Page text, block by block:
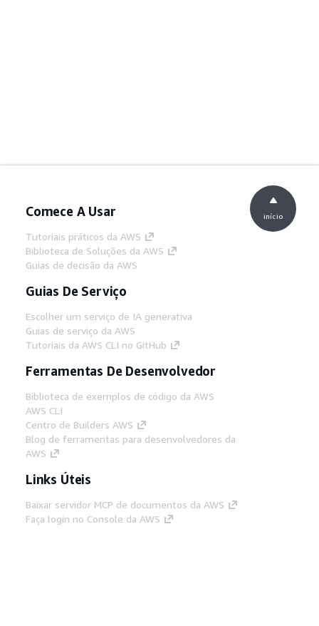
Comece A Usar
Tutoriais práticos da AWS
Biblioteca de Soluções da AWS
Guias de decisão da AWS
Guias De Serviço
Escolher um serviço de IA generativa
Guias de serviço da AWS
Tutoriais da AWS CLI no GitHub
Ferramentas De Desenvolvedor
Biblioteca de exemplos de código da AWS
AWS CLI
Centro de Builders AWS
Blog de ferramentas para desenvolvedores da
AWS
Links Úteis
Baixar servidor MCP de documentos da AWS
Faça login no Console da AWS
início